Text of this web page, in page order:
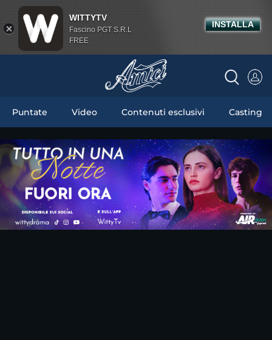
Puntate Video Contenuti esclusivi Casting
WITTYTV
Fascino PGT S.R.L
FREE
INSTALLA